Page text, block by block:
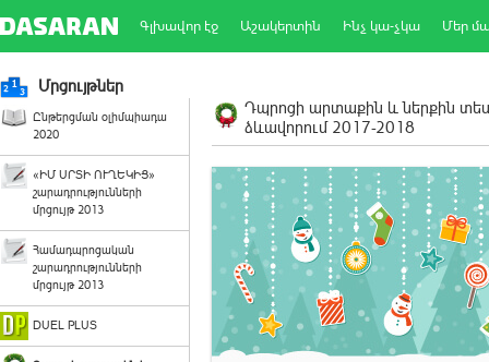
Գլխավոր էջ Աշակերտին Ինչ կա-չկա Մեր
Մրցույթներ
Ընթերցման օլիմպիադա
2020
«ԻՄ ՍՐՏԻ ՈՒՂԵԿԻՑ»
շարադրությունների
մրցույթ 2013
Համադպրոցական
շարադրությունների
մրցույթ 2013
DUEL PLUS
Դպրոցի արտաքին և ներքին
ձևավորում 2017-2018